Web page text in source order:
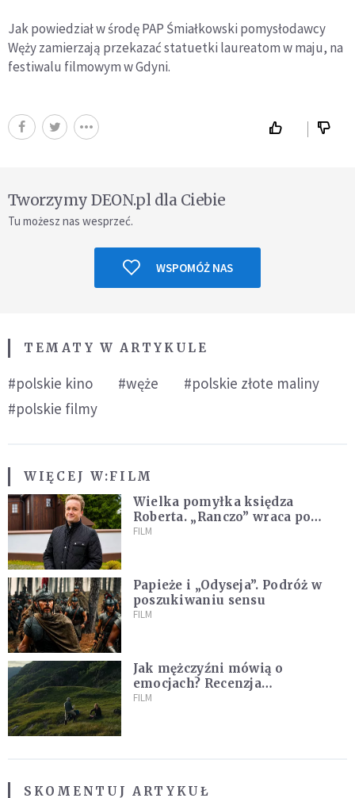
Jak powiedział w środę PAP Śmiałkowski pomysłodawcy
Węży zamierzają przekazać statuetki laureatom w maju, na
festiwalu filmowym w Gdyni.
Tworzymy DEON.pl dla Ciebie
Tu możesz nas wesprzeć.
WSPOMÓŻ NAS
TEMATY W ARTYKULE
#polskie kino #węże
#polskie złote maliny
#polskie filmy
WIĘCEJ W:FILM
Wielka pomyłka księdza
Roberta. „Ranczo” wraca po
latach
FILM
Papieże i „Odyseja”. Podróż w
poszukiwaniu sensu
FILM
Jak mężczyźni mówią o
emocjach? Recenzja
najnowszego filmu Barta
FILM
SKOMENTUJ ARTYKUŁ